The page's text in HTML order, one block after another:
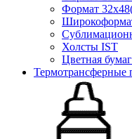
Формат
Холсты IST
Цветная
Термотрансферные